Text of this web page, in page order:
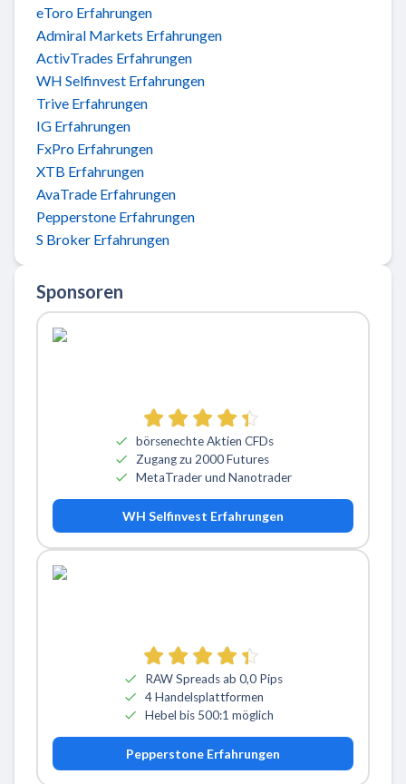
eToro Erfahrungen
Admiral Markets Erfahrungen
ActivTrades Erfahrungen
WH Selfinvest Erfahrungen
Trive Erfahrungen
IG Erfahrungen
FxPro Erfahrungen
XTB Erfahrungen
AvaTrade Erfahrungen
Pepperstone Erfahrungen
S Broker Erfahrungen
Sponsoren
börsenechte Aktien CFDs
Zugang zu 2000 Futures
MetaTrader und Nanotrader
WH Selfinvest Erfahrungen
RAW Spreads ab 0,0 Pips
4 Handelsplattformen
Hebel bis 500:1 möglich
Pepperstone Erfahrungen